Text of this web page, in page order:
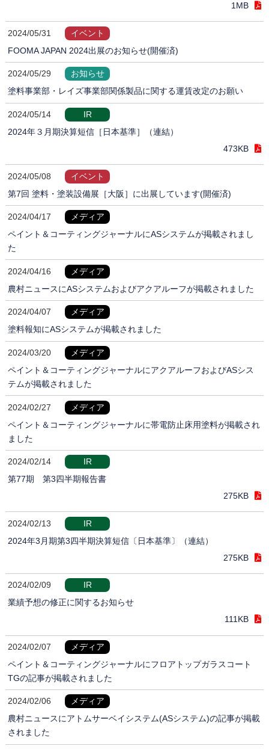
1MB
2024/05/31
イベント
FOOMA JAPAN 2024出展のお知らせ(開催済)
2024/05/29
お知らせ
塗料事業部・レイズ事業部関係製品に関する運賃改定のお願い
2024/05/14
IR
2024年３月期決算短信［日本基準］（連結）
473KB
2024/05/08
イベント
第7回 塗料・塗装設備展［大阪］に出展しています(開催済)
2024/04/17
メディア
ペイント＆コーティングジャーナルにASシステムが掲載されまし
た
2024/04/16
メディア
農村ニュースにASシステムおよびアクアルーフが掲載されました
2024/04/07
メディア
塗料報知にASシステムが掲載されました
2024/03/20
メディア
ペイント＆コーティングジャーナルにアクアルーフおよびASシス
テムが掲載されました
2024/02/27
メディア
ペイント＆コーティングジャーナルに帯電防止床用塗料が掲載され
ました
2024/02/14
IR
第77期 第3四半期報告書
275KB
2024/02/13
IR
2024年3月期第3四半期決算短信〔日本基準〕（連結）
275KB
2024/02/09
IR
業績予想の修正に関するお知らせ
111KB
2024/02/07
メディア
ペイント＆コーティングジャーナルにフロアトップガラスコート
TGの記事が掲載されました
2024/02/06
メディア
農村ニュースにアトムサーベイシステム(ASシステム)の記事が掲載
されました